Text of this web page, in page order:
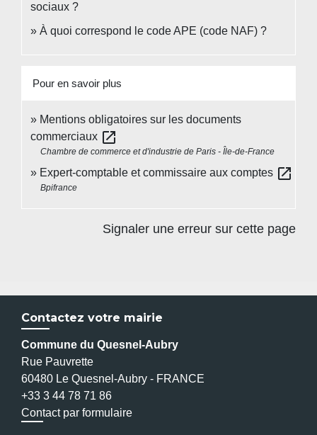
sociaux ?
À quoi correspond le code APE (code NAF) ?
Pour en savoir plus
Mentions obligatoires sur les documents
commerciaux open_in_new
Chambre de commerce et d'industrie de Paris - Île-de-France
Expert-comptable et commissaire aux comptes open_in_new
Bpifrance
Signaler une erreur sur cette page
Contactez votre mairie
Commune du Quesnel-Aubry
Rue Pauvrette
60480 Le Quesnel-Aubry - FRANCE
+33 3 44 78 71 86
Contact par formulaire